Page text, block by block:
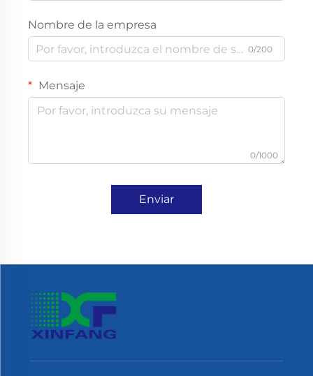
Nombre de la empresa
0/200
Mensaje
0/1000
Enviar